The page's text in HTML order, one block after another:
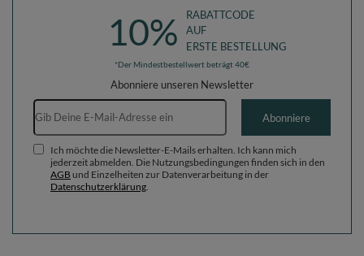
10%
RABATTCODE
AUF
ERSTE BESTELLUNG
*Der Mindestbestellwert beträgt 40€
Abonniere unseren Newsletter
E-Mail-Adresse
Abonniere
Ich möchte die Newsletter-E-Mails erhalten. Ich kann mich
jederzeit abmelden. Die Nutzungsbedingungen finden sich in den
AGB und Einzelheiten zur Datenverarbeitung in der
Datenschutzerklärung